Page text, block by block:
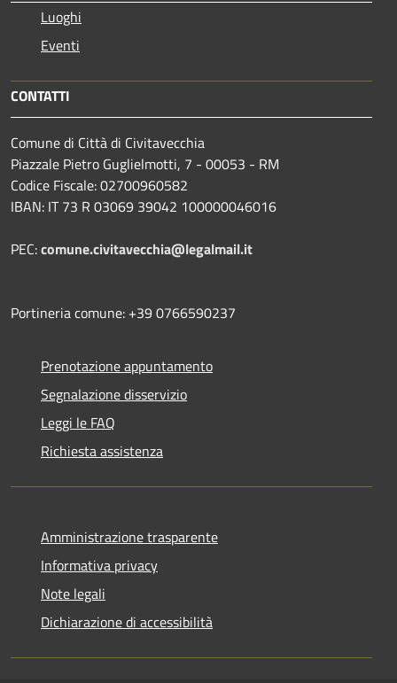
Luoghi
Eventi
CONTATTI
Comune di Città di Civitavecchia
Piazzale Pietro Guglielmotti, 7 - 00053 - RM
Codice Fiscale: 02700960582
IBAN: IT 73 R 03069 39042 100000046016
PEC:comune.civitavecchia@legalmail.it
Portineria comune: +39 0766590237
Prenotazione appuntamento
Segnalazione disservizio
Leggi le FAQ
Richiesta assistenza
Amministrazione trasparente
Informativa privacy
Note legali
Dichiarazione di accessibilità